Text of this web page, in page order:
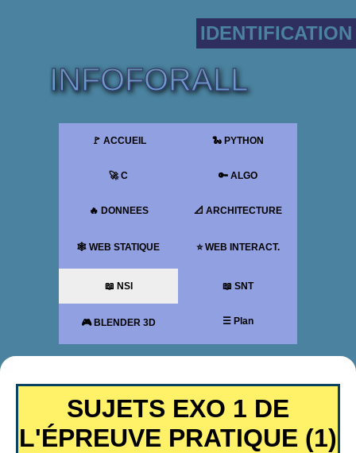
IDENTIFICATION
INFOFORALL
🚩 ACCUEIL 🐍 PYTHON
🚀 C 🔑 ALGO
🔥 DONNEES 📐 ARCHITECTURE
🕸 WEB STATIQUE ⭐ WEB INTERACT.
📖 NSI 📖 SNT
🎮 BLENDER 3D ☰ Plan
SUJETS EXO 1 DE
L'ÉPREUVE PRATIQUE (1)